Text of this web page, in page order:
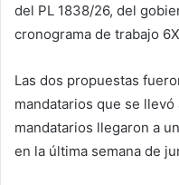
del PL 1838/26, del
cronograma de trabajo
Las dos propuestas
mandatarios que se
mandatarios llegaron a
en la última semana de